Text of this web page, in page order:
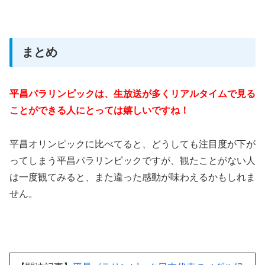
まとめ
平昌パラリンピックは、生放送が多くリアルタイムで見る
ことができる人にとっては嬉しいですね！
平昌オリンピックに比べてると、どうしても注目度が下が
ってしまう平昌パラリンピックですが、観たことがない人
は一度観てみると、また違った感動が味わえるかもしれま
せん。